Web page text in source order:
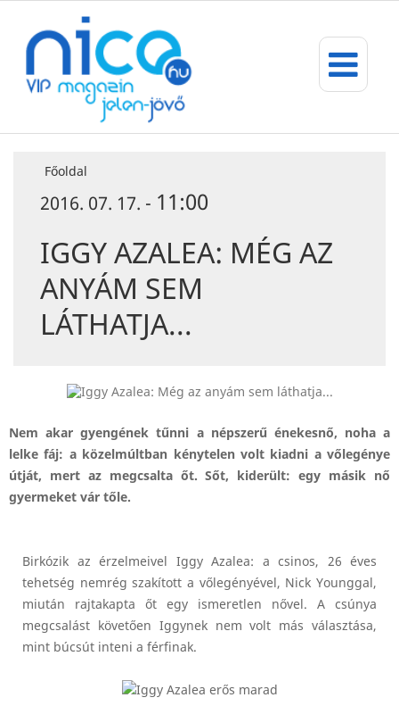
Főoldal
2016. 07. 17. - 11:00
IGGY AZALEA: MÉG AZ
ANYÁM SEM
LÁTHATJA...
Nem akar gyengének tűnni a népszerű énekesnő, noha a
lelke fáj: a közelmúltban kénytelen volt kiadni a vőlegénye
útját, mert az megcsalta őt. Sőt, kiderült: egy másik nő
gyermeket vár tőle.
Birkózik az érzelmeivel Iggy Azalea: a csinos, 26 éves
tehetség nemrég szakított a vőlegényével, Nick Younggal,
miután rajtakapta őt egy ismeretlen nővel. A csúnya
megcsalást követően Iggynek nem volt más választása,
mint búcsút inteni a férfinak.